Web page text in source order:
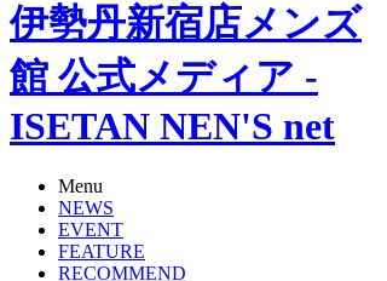
伊勢丹新宿店メンズ
館 公式メディア -
ISETAN NEN'S net
Menu
NEWS
EVENT
FEATURE
RECOMMEND